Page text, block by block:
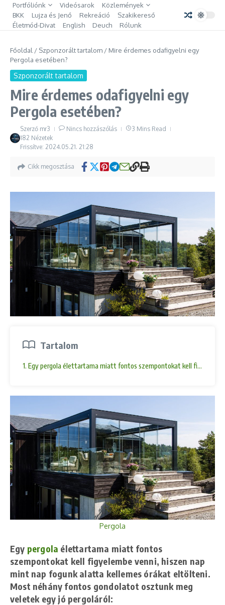
Ugrás a tartalomhoz
Portfóliónk Videósarok
Közlemények
BKK
Lujza és Jenő Rekreáció
Szakikereső
Életmód-Divat
English Deuch Rólunk
Főoldal / Szponzorált tartalom / Mire érdemes odafigyelni egy
Pergola esetében?
Szponzorált tartalom
Mire érdemes odafigyelni egy
Pergola esetében?
Szerző mr3 Nincs hozzászólás
3 Mins Read
182 Nézetek
Frissítve: 2024.05.21. 21:28
Cikk megosztása
Tartalom
1. Egy pergola élettartama miatt fontos szempontokat kell
Pergola
Egy pergola élettartama miatt fontos
szempontokat kell figyelembe venni, hiszen nap
mint nap fogunk alatta kellemes órákat eltölteni.
Most néhány fontos gondolatot osztunk meg
veletek egy jó pergoláról: